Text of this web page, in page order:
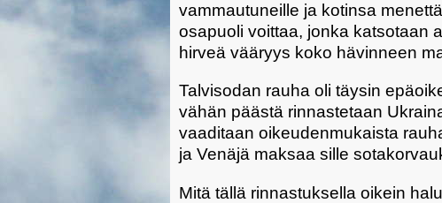
vammautuneille ja kotinsa
osapuoli voittaa, jonka katsotaan
hirveä vääryys koko hävinneen
Talvisodan rauha oli täysin
vähän päästä rinnastetaan
vaaditaan oikeudenmukaista
ja Venäjä maksaa sille
Mitä tällä rinnastuksella oikein